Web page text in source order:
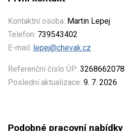
Kontaktní osoba: Martin Lepej
Telefon: 739543402
E-mail: lepej@chevak.cz
Referenční číslo ÚP:
Poslední aktualizace: 9. 7. 2026
Podobné pracovní nabídky